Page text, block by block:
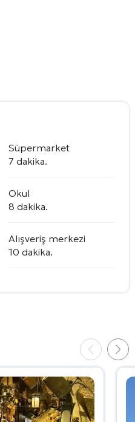
Süpermarket
7 dakika.
Okul
8 dakika.
Alışveriş merkezi
10 dakika.